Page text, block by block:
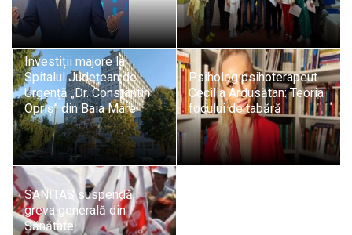
Investiții majore la
Spitalul Județean de
Urgență „Dr. Constantin
Opriș” din Baia Mare
Psiholog psihoterapeut
Cecilia Ardusătan: Teoria
focului de tabără
SANITAS suspendă
greva generală din
Sănătate